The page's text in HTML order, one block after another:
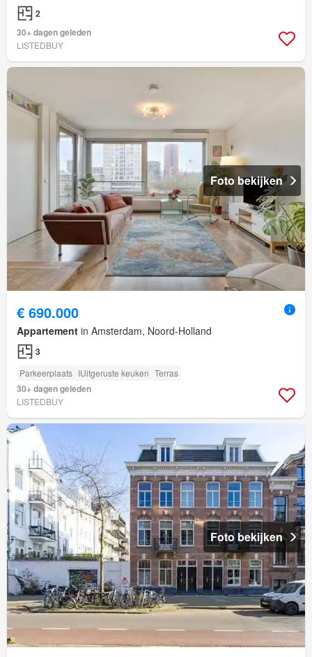
2
30+ dagen geleden
LISTEDBUY
Foto bekijken
€ 690.000
Appartement in Amsterdam, Noord-Holland
3
Parkeerplaats IUitgeruste keuken Terras
30+ dagen geleden
LISTEDBUY
Foto bekijken